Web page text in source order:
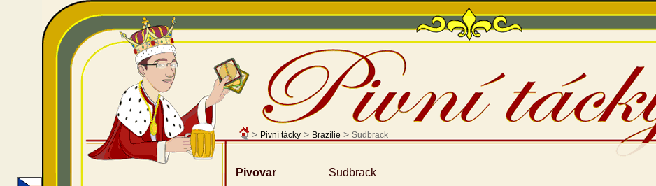
> Pivní tácky> Brazílie > Sudbrack
Pivovar
Sudbrack